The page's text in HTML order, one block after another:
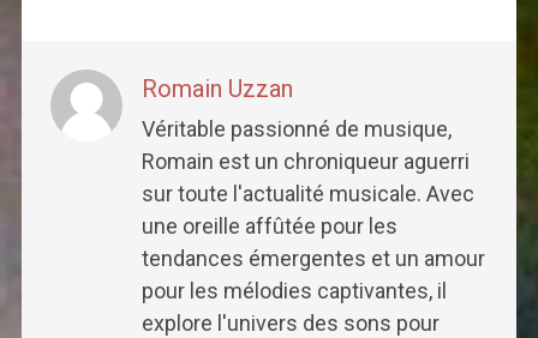
Romain Uzzan
Véritable passionné de musique,
Romain est un chroniqueur aguerri
sur toute l'actualité musicale. Avec
une oreille affûtée pour les
tendances émergentes et un amour
pour les mélodies captivantes, il
explore l'univers des sons pour